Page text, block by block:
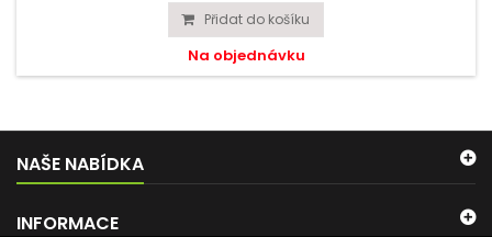
Přidat do košíku
Na objednávku
NAŠE NABÍDKA
INFORMACE